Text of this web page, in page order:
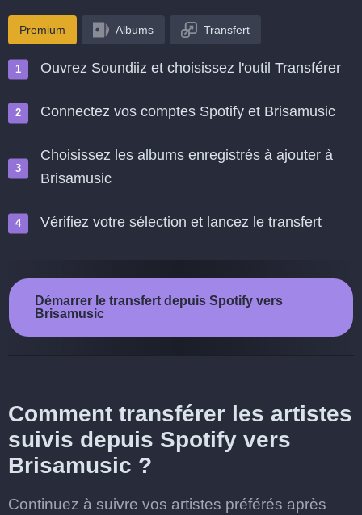
Premium Albums Transfert
Ouvrez Soundiiz et choisissez l'outil Transférer
Connectez vos comptes Spotify et Brisamusic
Choisissez les albums enregistrés à ajouter à
Brisamusic
Vérifiez votre sélection et lancez le transfert
Démarrer le transfert depuis Spotify vers
Brisamusic
Comment transférer les artistes
suivis depuis Spotify vers
Brisamusic ?
Continuez à suivre vos artistes préférés après